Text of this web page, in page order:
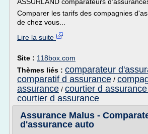
Comparer les tarifs des compagnies
de chez vous...
Lire la suite
Site : 118box.com
Thèmes liés : comparateur
comparatif d assurance /
assurance / courtier d
courtier d assurance
Assurance Malus -
d'assurance auto